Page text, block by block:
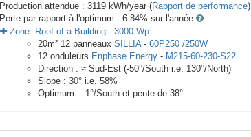
Production attendue : 3119 kWh/year (Rapport de performance)
Perte par rapport à l'optimum : 6.84% sur l'année
Zone: Roof of a Building - 3000 Wp
20m² 12 panneaux SILLIA- 60P250 /250W
12 onduleurs Enphase Energy - M215-60-230-S22
Direction : ≈ Sud-Est (-50°/South i.e. 130°/North)
Slope : 30° i.e. 58%
Optimum : -1°/South et pente de 38°